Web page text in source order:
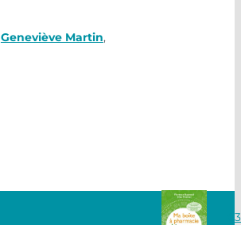
Geneviève Martin,